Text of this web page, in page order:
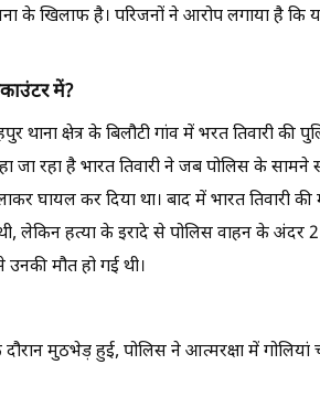
के खिलाफ है। परिजनों ने आरोप लगाया है
में?
क्षेत्र के बिलौटी गांव में भरत तिवारी की
जा रहा है भारत तिवारी ने जब पोलिस के
घायल कर दिया था। बाद में भारत तिवारी
लेकिन हत्या के इरादे से पोलिस वाहन के
मौत हो गई थी।
दौरान मुठभेड़ हुई, पोलिस ने आत्मरक्षा में